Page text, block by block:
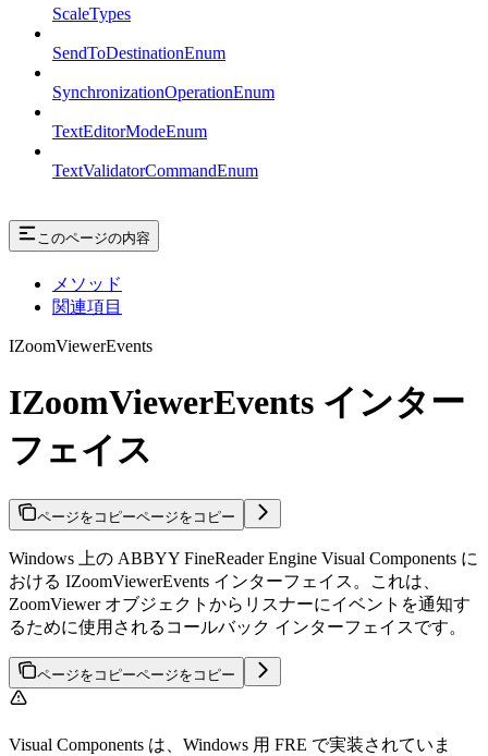
ScaleTypes
SendToDestinationEnum
SynchronizationOperationEnum
TextEditorModeEnum
TextValidatorCommandEnum
このページの内容
メソッド
関連項目
IZoomViewerEvents
IZoomViewerEvents インター
フェイス
ページをコピーページをコピー
Windows 上の ABBYY FineReader Engine Visual Components に
おける IZoomViewerEvents インターフェイス。これは、
ZoomViewer オブジェクトからリスナーにイベントを通知す
るために使用されるコールバック インターフェイスです。
ページをコピーページをコピー
Visual Components は、Windows 用 FRE で実装されていま